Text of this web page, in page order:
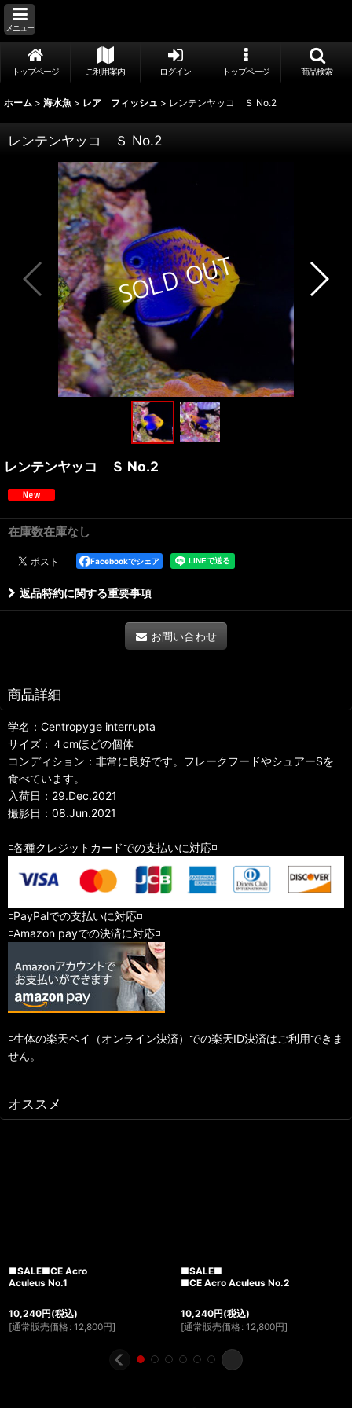
メニュー
トップページ ご利用案内 ログイン トップページ 商品検索
ホーム > 海水魚 > レア フィッシュ > レンテンヤッコ Ｓ No.2
レンテンヤッコ Ｓ No.2
レンテンヤッコ Ｓ No.2
在庫数在庫なし
Facebookでシェア
返品特約に関する重要事項
お問い合わせ
商品詳細
学名：Centropyge interrupta
サイズ：４cmほどの個体
コンディション：非常に良好です。フレークフードやシュアーSを
食べています。
入荷日：29.Dec.2021
撮影日：08.Jun.2021
◽️各種クレジットカードでの支払いに対応◽️
◽️PayPalでの支払いに対応◽️
◽️Amazon payでの決済に対応◽️
◽️生体の楽天ペイ（オンライン決済）での楽天ID決済はご利用できま
せん。
オススメ
■SALE■CE Acro
Aculeus No.1
10,240円(税込)
[通常販売価格 : 12,800円]
■SALE■
■CE Acro Aculeus No.2
10,240円(税込)
[通常販売価格 : 12,800円]